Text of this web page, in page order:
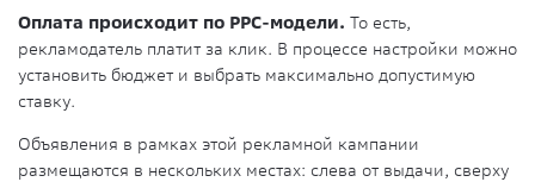
Оплата происходит по РРС-модели. То есть,
рекламодатель платит за клик. В процессе настройки можно
установить бюджет и выбрать максимально допустимую
ставку.
Объявления в рамках этой рекламной кампании
размещаются в нескольких местах: слева от выдачи, сверху